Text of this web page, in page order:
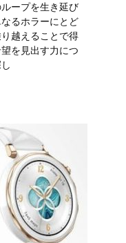
ープを生き延び
るホラーにとど
越えることで得
を見出す力につ